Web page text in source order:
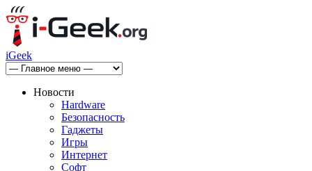
iGeek
Новости
Hardware
Безопасность
Гаджеты
Игры
Интернет
Софт